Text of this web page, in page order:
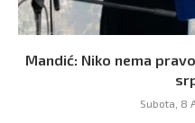
Mandić: Niko nema
Subota, 8